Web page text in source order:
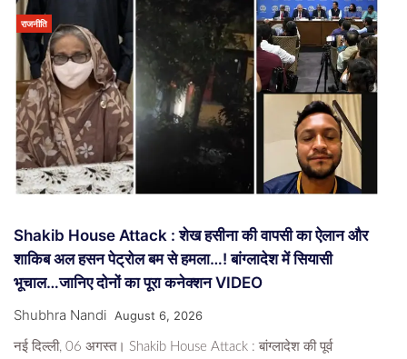
राजनीति
Shakib House Attack : शेख हसीना की वापसी का ऐलान और
शाकिब अल हसन पेट्रोल बम से हमला…! बांग्लादेश में सियासी
भूचाल…जानिए दोनों का पूरा कनेक्शन VIDEO
Shubhra Nandi August 6, 2026
नई दिल्ली, 06 अगस्त। Shakib House Attack : बांग्लादेश की पूर्व